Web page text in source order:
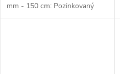
mm - 150 cm: Pozinkovaný
kulatý plotový sloupek průměru